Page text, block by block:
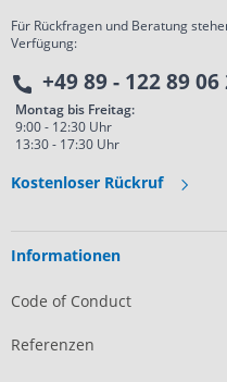
Für Rückfragen und Beratung
Verfügung:
+49 89 - 122 89 06
Montag bis Freitag:
9:00 - 12:30 Uhr
13:30 - 17:30 Uhr
Kostenloser Rückruf
Informationen
Code of Conduct
Referenzen